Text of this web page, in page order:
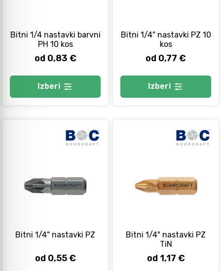
Bitni 1/4 nastavki barvni
PH 10 kos
od 0,83 €
Izberi
Bitni 1/4" nastavki PZ 10
kos
od 0,77 €
Izberi
Bitni 1/4" nastavki PZ
od 0,55 €
Bitni 1/4" nastavki PZ
TiN
od 1,17 €